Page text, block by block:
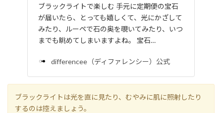
ブラックライトで楽しむ 手元に定期便の宝石
が届いたら、とっても嬉しくて、光にかざして
みたり、ルーペで石の奥を覗いてみたり、いつ
までも眺めてしまいますよね。 宝石…
differencee（ディファレンシー）公式
ブラックライトは光を直に見たり、むやみに肌に照射したり
するのは控えましょう。